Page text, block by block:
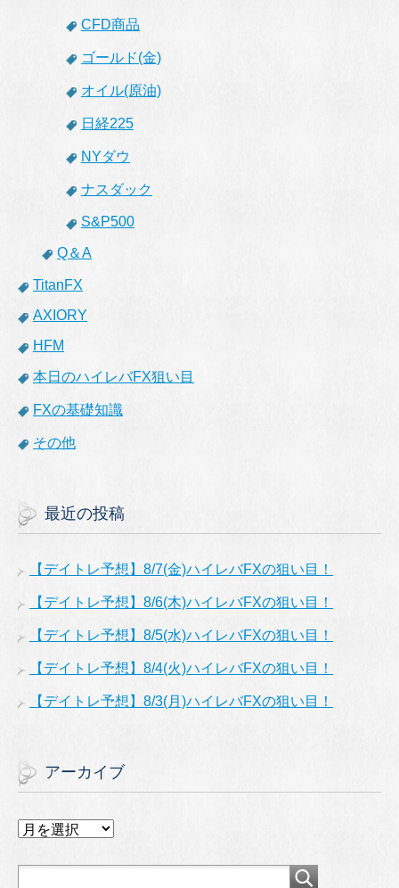
CFD商品
ゴールド(金)
オイル(原油)
日経225
NYダウ
ナスダック
S&P500
Q＆A
TitanFX
AXIORY
HFM
本日のハイレバFX狙い目
FXの基礎知識
その他
最近の投稿
【デイトレ予想】8/7(金)ハイレバFXの狙い目！
【デイトレ予想】8/6(木)ハイレバFXの狙い目！
【デイトレ予想】8/5(水)ハイレバFXの狙い目！
【デイトレ予想】8/4(火)ハイレバFXの狙い目！
【デイトレ予想】8/3(月)ハイレバFXの狙い目！
アーカイブ
ア
カ